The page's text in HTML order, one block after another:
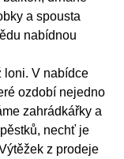
a spousta
nabídnou
loni. V nabídce
ozdobí nejedno
zahrádkářky a
nechť je
ek z prodeje